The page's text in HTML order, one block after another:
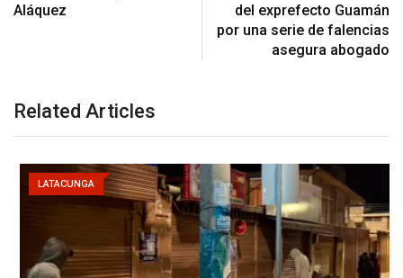
Aláquez
del exprefecto Guamán
por una serie de falencias
asegura abogado
Related Articles
LATACUNGA